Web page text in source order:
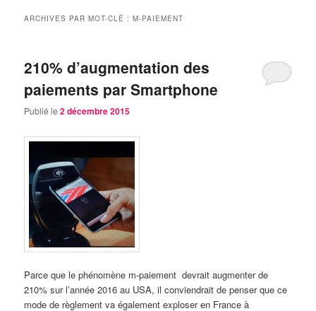
ARCHIVES PAR MOT-CLÉ :M-PAIEMENT
210% d’augmentation des
paiements par Smartphone
Publié le2 décembre 2015
Parce que le phénomène m-paiement devrait augmenter de
210% sur l’année 2016 au USA, il conviendrait de penser que ce
mode de règlement va également exploser en France à